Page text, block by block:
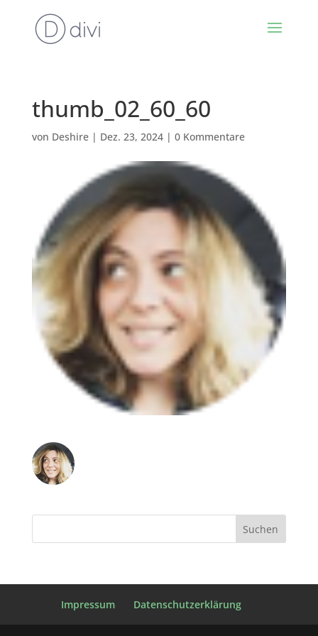
thumb_02_60_60
von Deshire| Dez. 23, 2024| 0 Kommentare
Impressum Datenschutzerklärung